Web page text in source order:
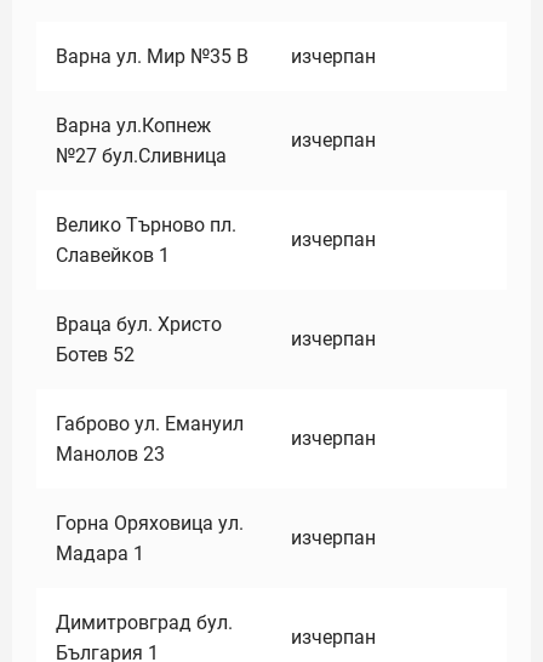
Варна ул. Мир №35 В изчерпан
Варна ул.Копнеж
№27 бул.Сливница
изчерпан
Велико Търново пл.
Славейков 1
изчерпан
Враца бул. Христо
Ботев 52
изчерпан
Габрово ул. Емануил
Манолов 23
изчерпан
Горна Оряховица ул.
Мадара 1
изчерпан
Димитровград бул.
България 1
изчерпан